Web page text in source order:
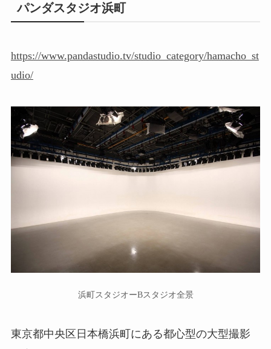
パンダスタジオ浜町
https://www.pandastudio.tv/studio_category/hamacho_st
udio/
浜町スタジオーBスタジオ全景
東京都中央区日本橋浜町にある都心型の大型撮影